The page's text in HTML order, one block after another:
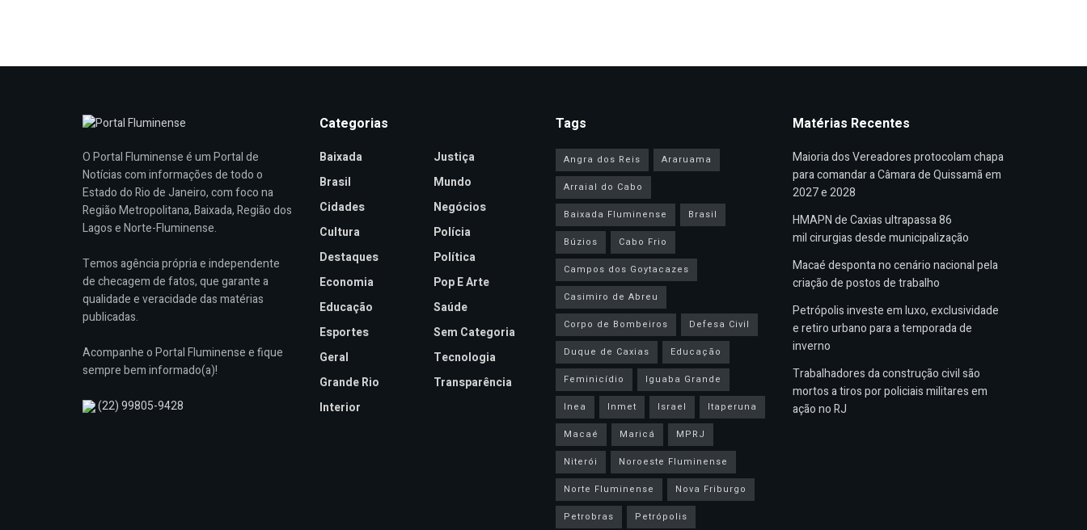
O Portal Fluminense é um Portal de
Notícias com informações de todo o
Estado do Rio de Janeiro, com foco na
Região Metropolitana, Baixada, Região dos
Lagos e Norte-Fluminense.
Temos agência própria e independente
de checagem de fatos, que garante a
qualidade e veracidade das matérias
publicadas.
Acompanhe o Portal Fluminense e fique
sempre bem informado(a)!
(22) 99805-9428
Categorias
Baixada
Brasil
Cidades
Cultura
Destaques
Economia
Educação
Esportes
Geral
Grande Rio
Interior
Justiça
Mundo
Negócios
Polícia
Política
Pop E Arte
Saúde
Sem Categoria
Tecnologia
Transparência
Tags
Angra dos Reis
Araruama
Arraial do Cabo
Baixada Fluminense
Brasil
Búzios
Cabo Frio
Campos dos Goytacazes
Casimiro de Abreu
Corpo de Bombeiros
Defesa Civil
Duque de Caxias
Educação
Feminicídio
Iguaba Grande
Inea
Inmet Israel
Itaperuna
Macaé
Maricá
MPRJ
Niterói
Noroeste Fluminense
Norte Fluminense
Nova Friburgo
Petrobras
Petrópolis
Matérias Recentes
Maioria dos Vereadores protocolam chapa
para comandar a Câmara de Quissamã em
2027 e 2028
HMAPN de Caxias ultrapassa 86
mil cirurgias desde municipalização
Macaé desponta no cenário nacional pela
criação de postos de trabalho
Petrópolis investe em luxo, exclusividade
e retiro urbano para a temporada de
inverno
Trabalhadores da construção civil são
mortos a tiros por policiais militares em
ação no RJ